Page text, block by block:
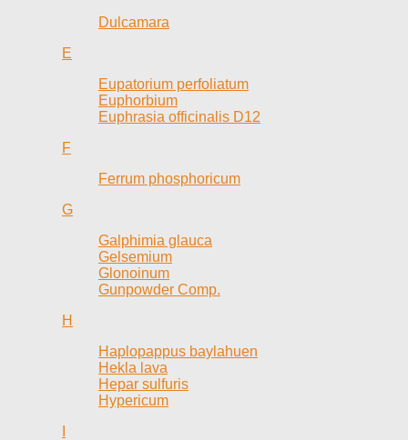
Dulcamara
E
Eupatorium perfoliatum
Euphorbium
Euphrasia officinalis D12
F
Ferrum phosphoricum
G
Galphimia glauca
Gelsemium
Glonoinum
Gunpowder Comp.
H
Haplopappus baylahuen
Hekla lava
Hepar sulfuris
Hypericum